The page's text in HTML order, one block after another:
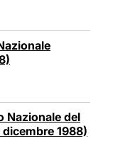
Nazionale del
1988)